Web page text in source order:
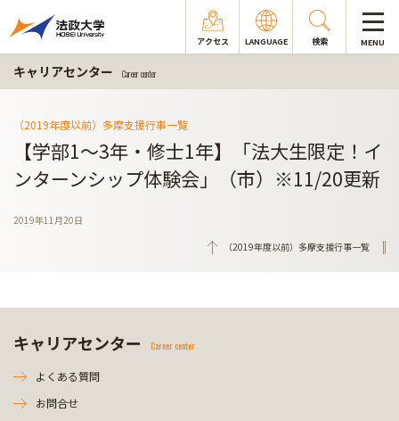
アクセス LANGUAGE 検索 MENU
キャリアセンター Career center
（2019年度以前）多摩支援行事一覧
【学部1～3年・修士1年】「法大生限定！イ
ンターンシップ体験会」（市）※11/20更新
2019年11月20日
（2019年度以前）多摩支援行事一覧
キャリアセンター Career center
よくある質問
お問合せ